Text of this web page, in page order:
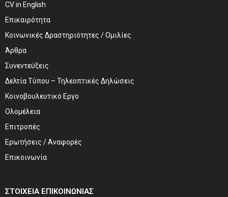
CV in English
Επικαιρότητα
Κοινωνικές Δραστηριότητες / Ομιλίες
Άρθρα
Συνεντεύξεις
Δελτία Τύπου – Τηλεοπτικές Δηλώσεις
Κοινοβουλευτικό Εργο
Ολομέλεια
Επιτροπές
Ερωτήσεις / Αναφορές
Επικοινωνία
ΣΤΟΙΧΕΊΑ ΕΠΙΚΟΙΝΩΝΊΑΣ